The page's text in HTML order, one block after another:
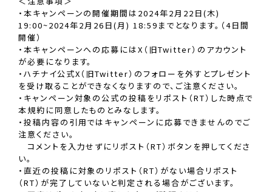
・本キャンペーンの開催期間は2024年2月22日(木)
19:00~2024年2月26日(月) 18:59までとなります。（4日間
開催）
・本キャンペーンへの応募にはX（旧Twitter）のアカウント
が必要になります。
・ハチナイ公式X（旧Twitter）のフォローを外すとプレゼント
を受け取ることができなくなりますので、ご注意ください。
・キャンペーン対象の公式の投稿をリポスト（RT）した時点で
本規約に同意したものとみなします。
・投稿内容の引用ではキャンペーンに応募できませんのでご
注意ください。
コメントを入力せずにリポスト（RT）ボタンを押してくださ
い。
・直近の投稿に対象のリポスト（RT）がない場合リポスト
（RT）が完了していないと判定される場合がございます。